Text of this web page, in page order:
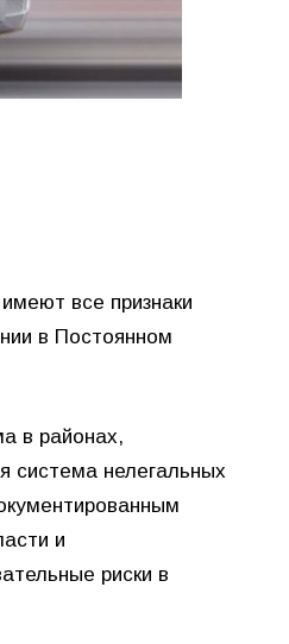
все признаки
в Постоянном
в районах,
система нелегальных
и
риски в